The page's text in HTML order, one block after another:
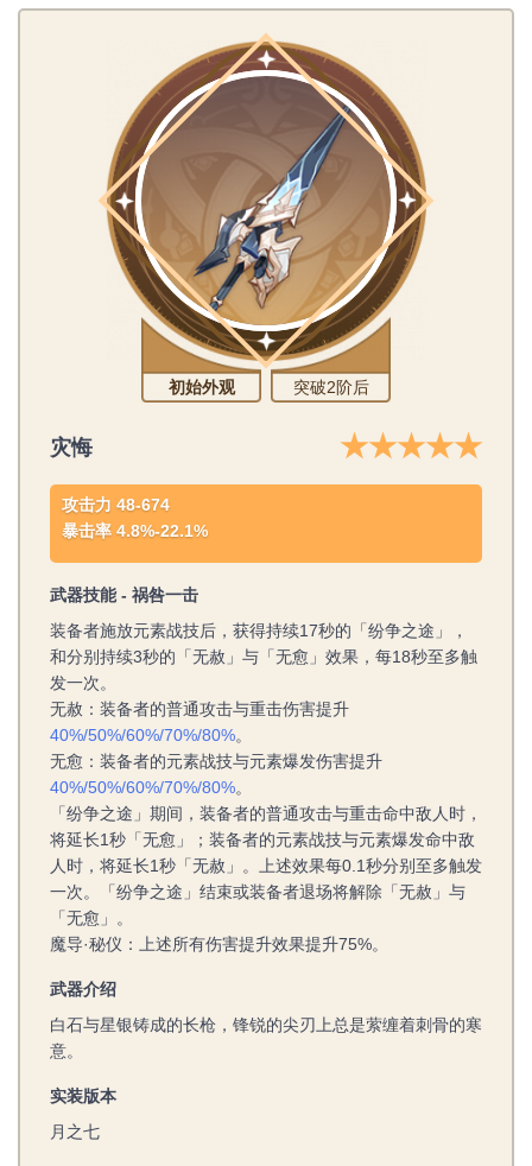
初始外观 突破2阶后
灾悔 ★★★★★
攻击力 48-674
暴击率 4.8%-22.1%
武器技能 - 祸咎一击
装备者施放元素战技后，获得持续17秒的「纷争之途」，
和分别持续3秒的「无赦」与「无愈」效果，每18秒至多触
发一次。
无赦：装备者的普通攻击与重击伤害提升
40%/50%/60%/70%/80%。
无愈：装备者的元素战技与元素爆发伤害提升
40%/50%/60%/70%/80%。
「纷争之途」期间，装备者的普通攻击与重击命中敌人时，
将延长1秒「无愈」；装备者的元素战技与元素爆发命中敌
人时，将延长1秒「无赦」。上述效果每0.1秒分别至多触发
一次。「纷争之途」结束或装备者退场将解除「无赦」与
「无愈」。
魔导·秘仪：上述所有伤害提升效果提升75%。
武器介绍
白石与星银铸成的长枪，锋锐的尖刃上总是萦缠着刺骨的寒
意。
实装版本
月之七